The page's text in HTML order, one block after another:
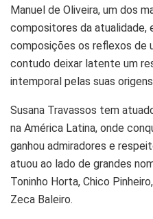
Manuel de Oliveira, um dos
compositores da atualidade,
composições os reflexos de
contudo deixar latente um
intemporal pelas suas
Susana Travassos tem
na América Latina, onde
ganhou admiradores e
atuou ao lado de grandes
Toninho Horta, Chico
Zeca Baleiro.